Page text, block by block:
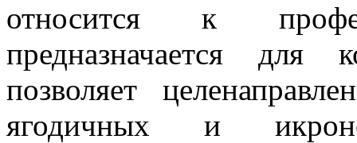
относится к
предназначается для
позволяет
ягодичных и